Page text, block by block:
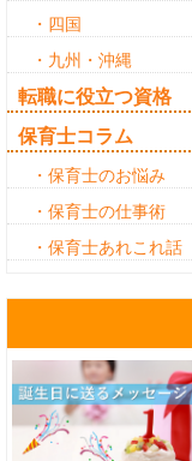
・四国
・九州・沖縄
転職に役立つ資格
保育士コラム
・保育士のお悩み
・保育士の仕事術
・保育士あれこれ話